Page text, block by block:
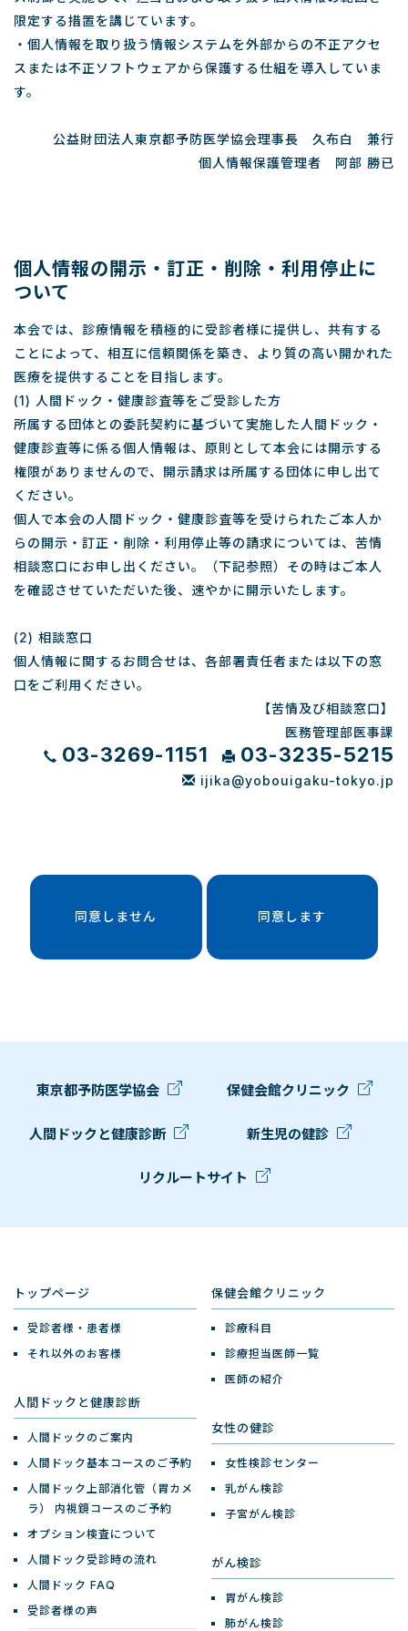
限定する措置を講じています。
・個人情報を取り扱う情報システムを外部からの不正アクセ
スまたは不正ソフトウェアから保護する仕組を導入していま
す。
公益財団法人東京都予防医学協会理事長 久布白 兼行
個人情報保護管理者 阿部 勝已
個人情報の開示・訂正・削除・利用停止に
ついて
本会では、診療情報を積極的に受診者様に提供し、共有する
ことによって、相互に信頼関係を築き、より質の高い開かれた
医療を提供することを目指します。
(1) 人間ドック・健康診査等をご受診した方
所属する団体との委託契約に基づいて実施した人間ドック・
健康診査等に係る個人情報は、原則として本会には開示する
権限がありませんので、開示請求は所属する団体に申し出て
ください。
個人で本会の人間ドック・健康診査等を受けられたご本人か
らの開示・訂正・削除・利用停止等の請求については、苦情
相談窓口にお申し出ください。（下記参照）その時はご本人
を確認させていただいた後、速やかに開示いたします。
(2) 相談窓口
個人情報に関するお問合せは、各部署責任者または以下の窓
口をご利用ください。
【苦情及び相談窓口】
医務管理部医事課
03-3269-1151 03-3235-5215
ijika@yobouigaku-tokyo.jp
同意しません 同意します
東京都予防医学協会 保健会館クリニック
人間ドックと健康診断 新生児の健診
リクルートサイト
トップページ
受診者様・患者様
それ以外のお客様
人間ドックと健康診断
人間ドックのご案内
人間ドック基本コースのご予約
人間ドック上部消化管（胃カメ
ラ）
内視鏡コースのご予約
オプション検査について
人間ドック受診時の流れ
人間ドック FAQ
受診者様の声
保健会館クリニック
診療科目
診療担当医師一覧
医師の紹介
女性の健診
女性検診センター
乳がん検診
子宮がん検診
がん検診
胃がん検診
肺がん検診